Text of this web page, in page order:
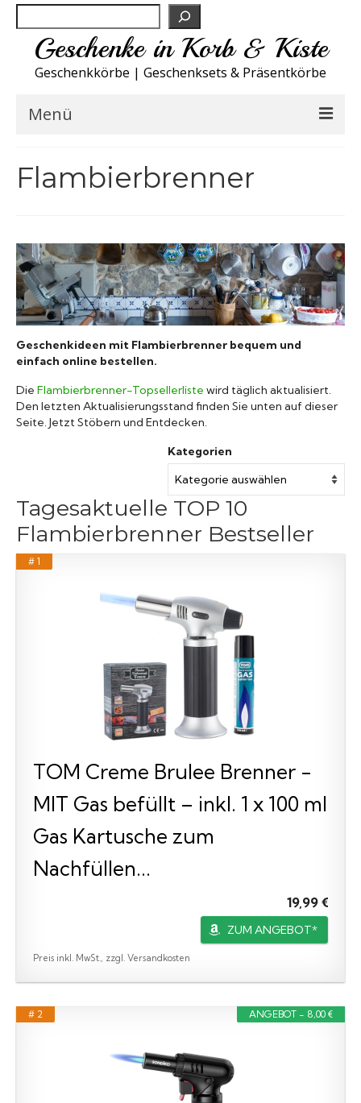
Geschenke in Korb & Kiste
Geschenkkörbe | Geschenksets & Präsentkörbe
Menü
Spirituosen
Sport
Wohnen
Flambierbrenner
Geschenkideen mit Flambierbrenner bequem und
einfach online bestellen.
Die Flambierbrenner-Topsellerliste wird täglich aktualisiert.
Den letzten Aktualisierungsstand finden Sie unten auf dieser
Seite. Jetzt Stöbern und Entdecken.
Kategorien
Tagesaktuelle TOP 10
Flambierbrenner Bestseller
# 1
TOM Creme Brulee Brenner -
MIT Gas befüllt – inkl. 1 x 100 ml
Gas Kartusche zum
Nachfüllen...
19,99 €
ZUM ANGEBOT*
Preis inkl. MwSt., zzgl. Versandkosten
ANGEBOT - 8,00 €
# 2